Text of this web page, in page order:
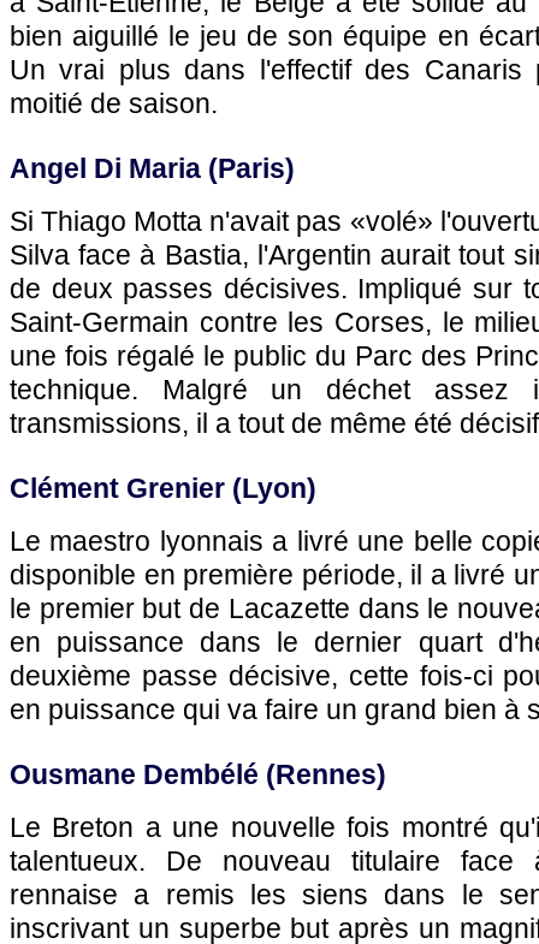
bien aiguillé le jeu de son équipe en
Un vrai plus dans l'effectif des Canaris
moitié de saison.
Angel Di Maria (Paris)
Si Thiago Motta n'avait pas «volé»
Silva face à Bastia, l'Argentin aurait tout
de deux passes décisives. Impliqué sur
Saint-Germain contre les Corses, le
une fois régalé le public du Parc des
technique. Malgré un déchet assez
transmissions, il a tout de même été
Clément Grenier (Lyon)
Le maestro lyonnais a livré une belle
disponible en première période, il a livré
le premier but de Lacazette dans le
en puissance dans le dernier quart
deuxième passe décisive, cette fois-ci
en puissance qui va faire un grand bien à
Ousmane Dembélé (Rennes)
Le Breton a une nouvelle fois montré
talentueux. De nouveau titulaire
rennaise a remis les siens dans le
inscrivant un superbe but après un